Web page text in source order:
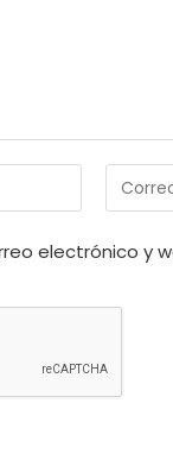
Introduce
tu
electrónico y